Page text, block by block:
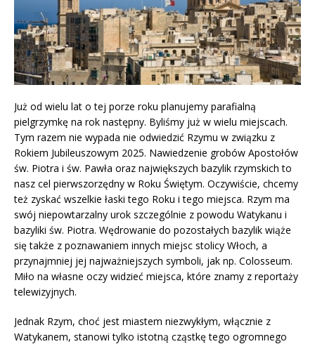
Już od wielu lat o tej porze roku planujemy parafialną
pielgrzymkę na rok następny. Byliśmy już w wielu miejscach.
Tym razem nie wypada nie odwiedzić Rzymu w związku z
Rokiem Jubileuszowym 2025. Nawiedzenie grobów Apostołów
św. Piotra i św. Pawła oraz największych bazylik rzymskich to
nasz cel pierwszorzędny w Roku Świętym. Oczywiście, chcemy
też zyskać wszelkie łaski tego Roku i tego miejsca. Rzym ma
swój niepowtarzalny urok szczególnie z powodu Watykanu i
bazyliki św. Piotra. Wędrowanie do pozostałych bazylik wiąże
się także z poznawaniem innych miejsc stolicy Włoch, a
przynajmniej jej najważniejszych symboli, jak np. Colosseum.
Miło na własne oczy widzieć miejsca, które znamy z reportaży
telewizyjnych.
Jednak Rzym, choć jest miastem niezwykłym, włącznie z
Watykanem, stanowi tylko istotną cząstkę tego ogromnego